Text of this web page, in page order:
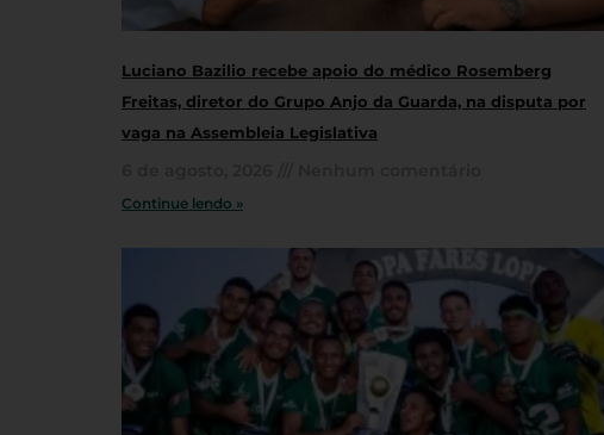
Luciano Bazilio recebe apoio do médico Rosemberg
Freitas, diretor do Grupo Anjo da Guarda, na disputa por
vaga na Assembleia Legislativa
Continue lendo »